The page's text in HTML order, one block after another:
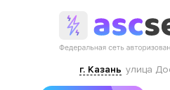
г. Казань улица